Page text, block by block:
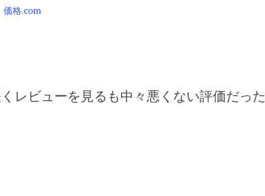
価格.com
レビューを見るも中々悪くない評価だった